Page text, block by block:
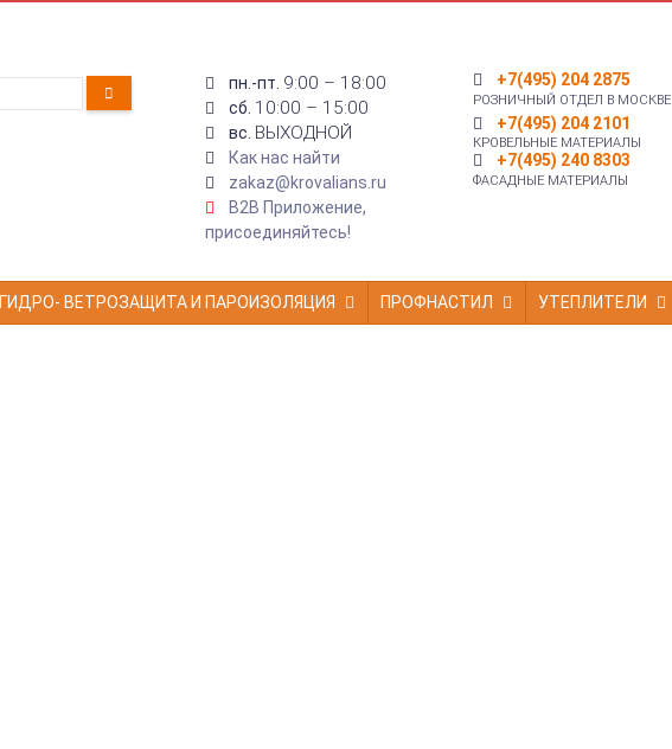
пн.-пт. 9:00 – 18:00
сб. 10:00 – 15:00
вс. ВЫХОДНОЙ
Как нас найти
zakaz@krovalians.ru
B2B Приложение,
присоединяйтесь!
+7(495) 204 2875
РОЗНИЧНЫЙ ОТДЕЛ В МОСКВЕ
+7(495) 204 2101
КРОВЕЛЬНЫЕ МАТЕРИАЛЫ
+7(495) 240 8303
ФАСАДНЫЕ МАТЕРИАЛЫ
ГИДРО- ВЕТРОЗАЩИТА И ПАРОИЗОЛЯЦИЯ ПРОФНАСТИЛ УТЕПЛИТЕЛИ